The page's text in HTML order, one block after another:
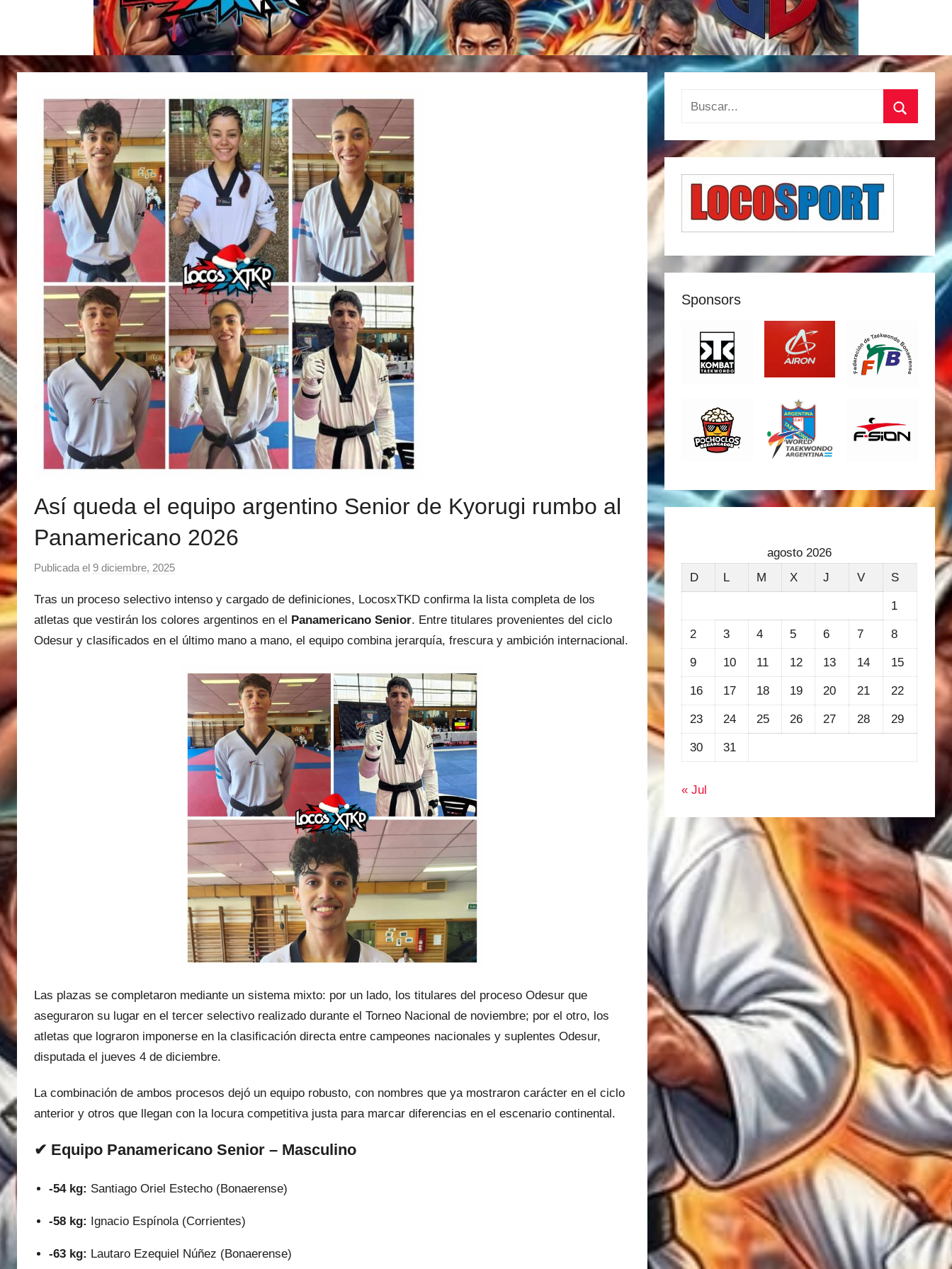
Así queda el equipo argentino Senior de Kyorugi rumbo al
Panamericano 2026
Publicada el 9 diciembre, 2025
r
M
a
Tras un proceso selectivo intenso y cargado de definiciones, LocosxTKD confirma la lista completa de los
atletas que vestirán los colores argentinos en el Panamericano Senior. Entre titulares provenientes del ciclo
Odesur y clasificados en el último mano a mano, el equipo combina jerarquía, frescura y ambición internacional.
Las plazas se completaron mediante un sistema mixto: por un lado, los titulares del proceso Odesur que
aseguraron su lugar en el tercer selectivo realizado durante el Torneo Nacional de noviembre; por el otro, los
atletas que lograron imponerse en la clasificación directa entre campeones nacionales y suplentes Odesur,
disputada el jueves 4 de diciembre.
La combinación de ambos procesos dejó un equipo robusto, con nombres que ya mostraron carácter en el ciclo
anterior y otros que llegan con la locura competitiva justa para marcar diferencias en el escenario continental.
✔ Equipo Panamericano Senior – Masculino
-54 kg: Santiago Oriel Estecho (Bonaerense)
-58 kg: Ignacio Espínola (Corrientes)
-63 kg: Lautaro Ezequiel Núñez (Bonaerense)
Buscar:
Sponsors
agosto 2026
D
L M X J V S
1
2 3 4 5 6 7 8
9 10 11 12 13 14 15
16 17 18 19 20 21 22
23 24 25 26 27 28 29
30 31
« Jul